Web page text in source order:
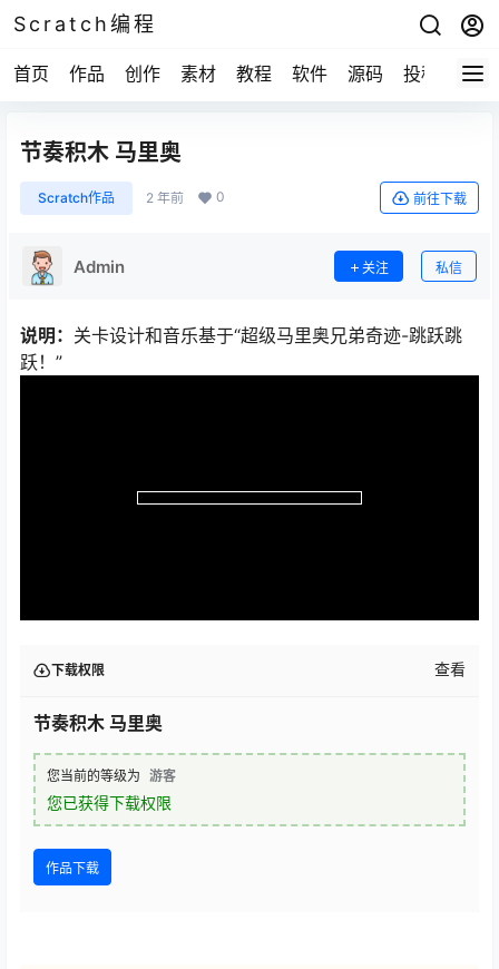
Scratch编程
首页 作品 创作 素材 教程 软件 源码 投稿 关于
节奏积木 马里奥
Scratch作品 2 年前 0 前往下载
Admin 关注 私信
说明： 关卡设计和音乐基于“超级马里奥兄弟奇迹-跳跃跳
跃！”
下载权限 查看
节奏积木 马里奥
您当前的等级为 游客
您已获得下载权限
作品下载